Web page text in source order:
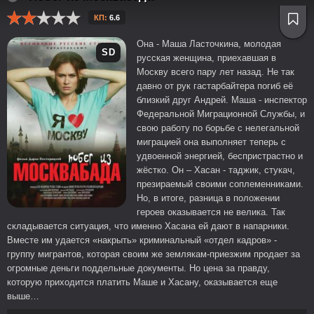
КП: 6.6
SD
Она - Маша Ласточкина, молодая
русская женщина, приехавшая в
Москву всего пару лет назад. Не так
давно от рук гастарбайтера погиб её
близкий друг Андрей. Маша - инспектор
Федеральной Миграционной Службы, и
свою работу по борьбе с нелегальной
миграцией она выполняет теперь с
удвоенной энергией, беспристрастно и
жёстко. Он – Хасан - таджик, стукач,
презираемый своими соплеменниками.
Но, в итоге, разница в положении
героев оказывается не велика. Так
складывается ситуация, что именно Хасана ей дают в напарники.
Вместе им удается «накрыть» криминальный «отдел кадров» -
группу мигрантов, которая своим же землякам-приезжим продает за
огромные деньги поддельные документы. Но цена за правду,
которую приходится платить Маше и Хасану, оказывается еще
выше…